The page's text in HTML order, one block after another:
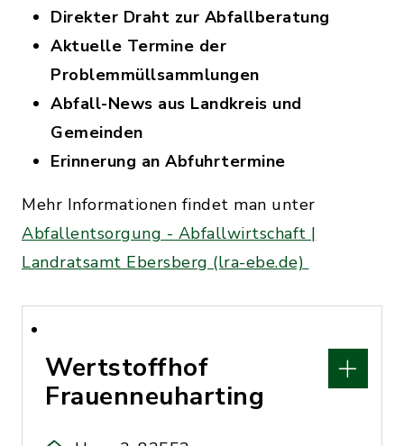
Direkter Draht zur Abfallberatung
Aktuelle Termine der
Problemmüllsammlungen
Abfall-News aus Landkreis und
Gemeinden
Erinnerung an Abfuhrtermine
Mehr Informationen findet man unter
Abfallentsorgung - Abfallwirtschaft |
Landratsamt Ebersberg (lra-ebe.de)
Wertstoffhof
Frauenneuharting